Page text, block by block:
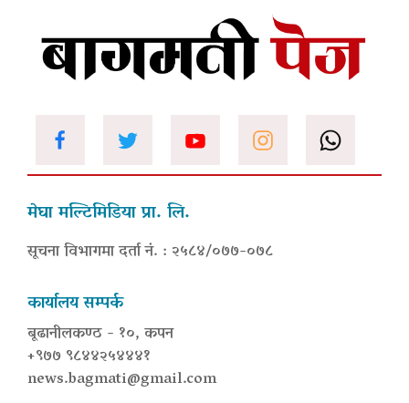
मेघा मल्टिमिडिया प्रा. लि.
सूचना विभागमा दर्ता नं. : २५८४/०७७-०७८
कार्यालय सम्पर्क
बूढानीलकण्ठ - १०, कपन
+९७७ ९८४४२५४४४१
news.bagmati@gmail.com